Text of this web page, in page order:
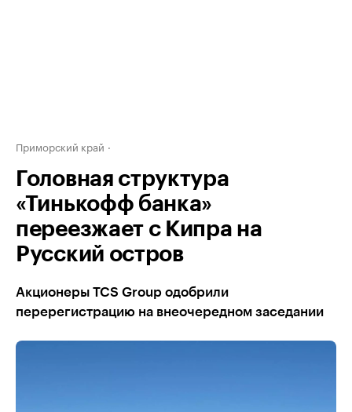
Приморский край
Головная структура
«Тинькофф банка»
переезжает с Кипра на
Русский остров
Акционеры TCS Group одобрили
перерегистрацию на внеочередном заседании